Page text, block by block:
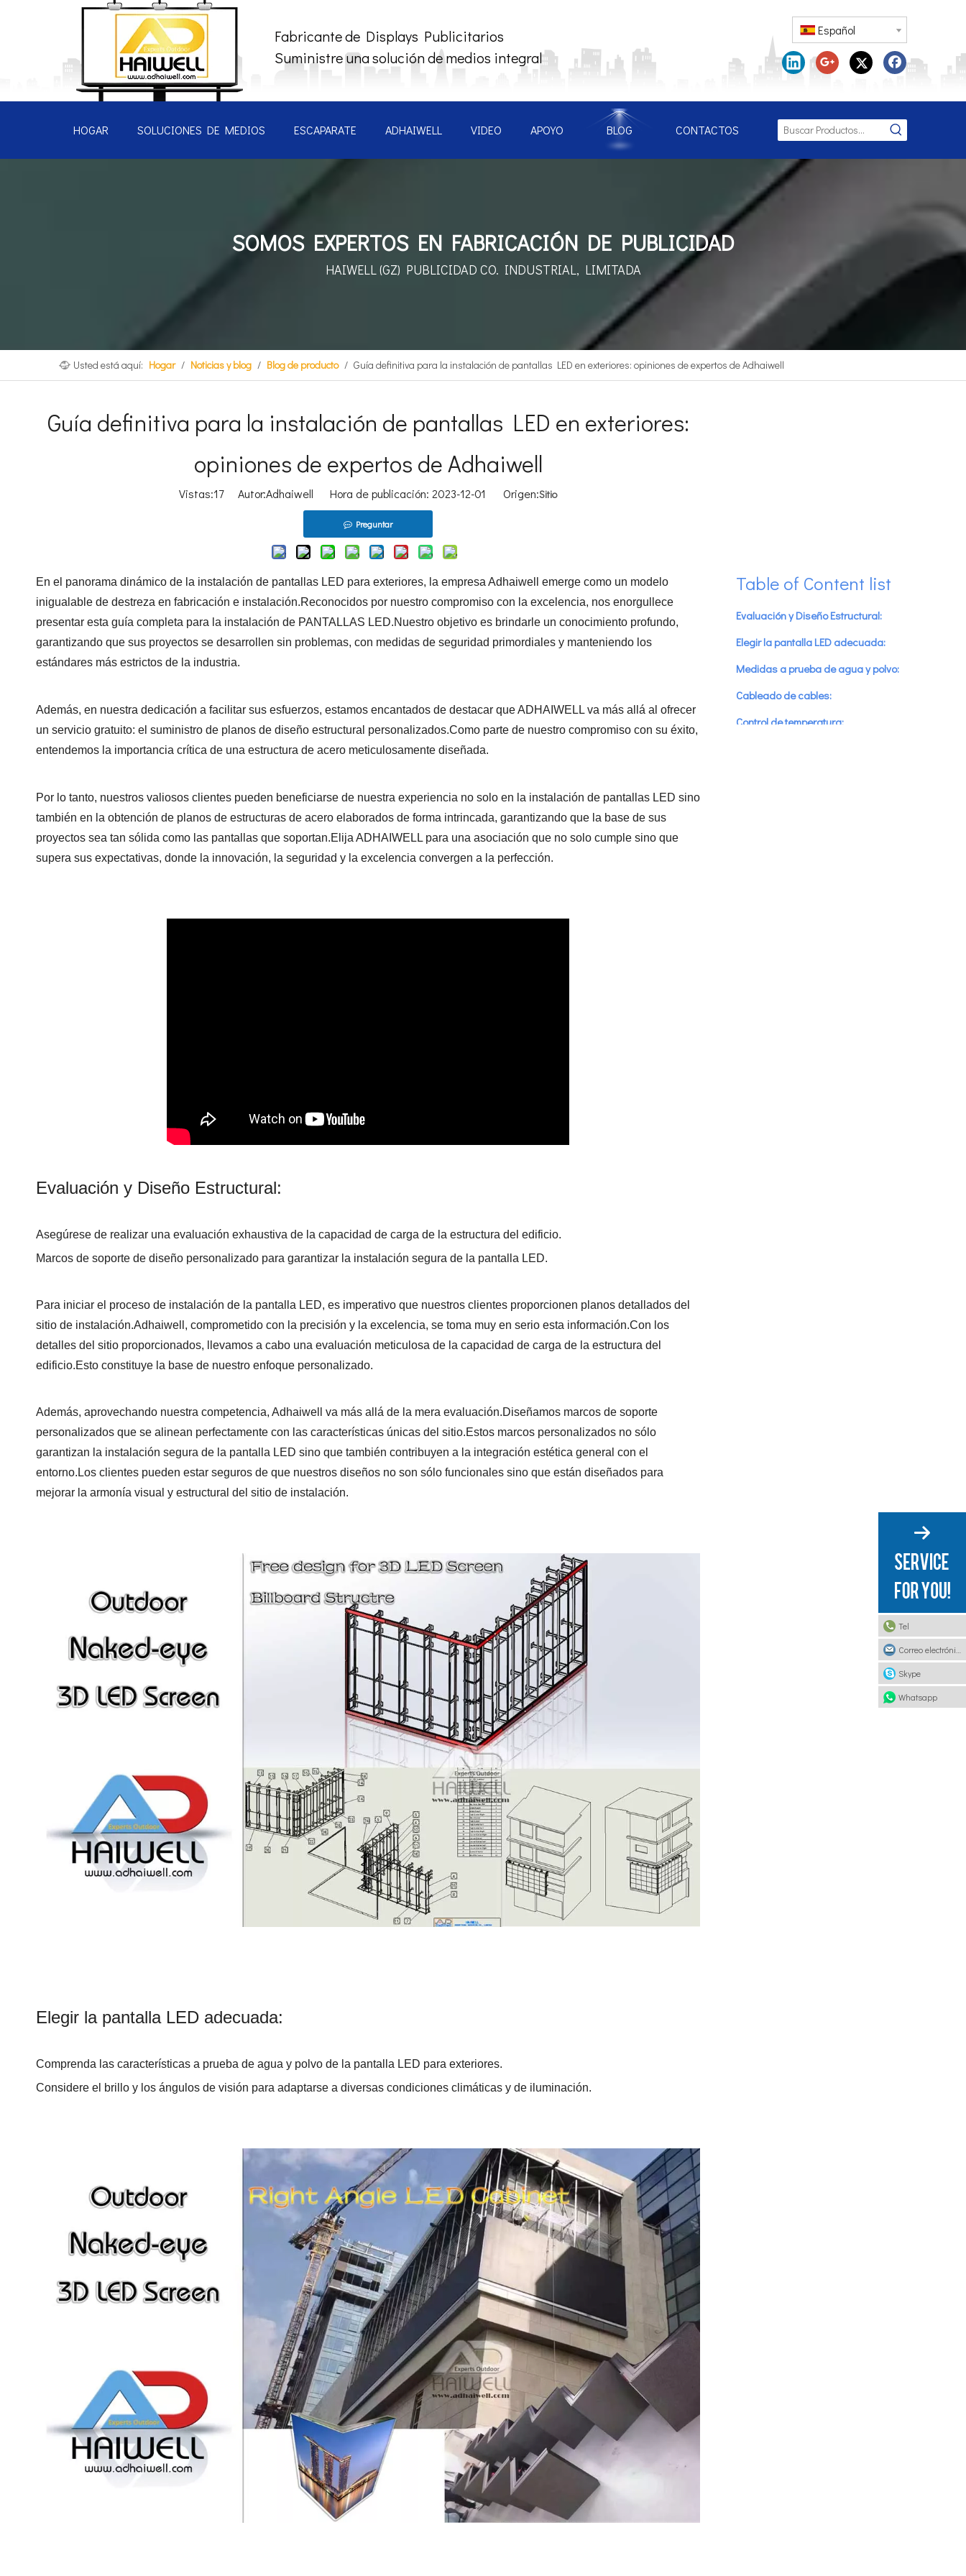
Fabricante de Displays Publicitarios
Suministre una solución de medios integral
Español
HOGAR SOLUCIONES DE MEDIOS ESCAPARATE ADHAIWELL VIDEO APOYO BLOG CONTACTOS
SOMOS EXPERTOS EN FABRICACIÓN DE PUBLICIDAD
HAIWELL (GZ) PUBLICIDAD CO. INDUSTRIAL, LIMITADA
Usted está aquí: Hogar / Noticias y blog / Blog de producto / Guía definitiva para la instalación de pantallas LED en exteriores: opiniones de expertos de Adhaiwell
Guía definitiva para la instalación de pantallas LED en exteriores:
opiniones de expertos de Adhaiwell
Vistas:17Autor:Adhaiwell Hora de publicación: 2023-12-01 Origen:Sitio
Preguntar
En el panorama dinámico de la instalación de pantallas LED para exteriores, la empresa Adhaiwell emerge como un modelo
inigualable de destreza en fabricación e instalación.Reconocidos por nuestro compromiso con la excelencia, nos enorgullece
presentar esta guía completa para la instalación de PANTALLAS LED.Nuestro objetivo es brindarle un conocimiento profundo,
garantizando que sus proyectos se desarrollen sin problemas, con medidas de seguridad primordiales y manteniendo los
estándares más estrictos de la industria.
Además, en nuestra dedicación a facilitar sus esfuerzos, estamos encantados de destacar que ADHAIWELL va más allá al ofrecer
un servicio gratuito: el suministro de planos de diseño estructural personalizados.Como parte de nuestro compromiso con su éxito,
entendemos la importancia crítica de una estructura de acero meticulosamente diseñada.
Por lo tanto, nuestros valiosos clientes pueden beneficiarse de nuestra experiencia no solo en la instalación de pantallas LED sino
también en la obtención de planos de estructuras de acero elaborados de forma intrincada, garantizando que la base de sus
proyectos sea tan sólida como las pantallas que soportan.Elija ADHAIWELL para una asociación que no solo cumple sino que
supera sus expectativas, donde la innovación, la seguridad y la excelencia convergen a la perfección.
Evaluación y Diseño Estructural:
Asegúrese de realizar una evaluación exhaustiva de la capacidad de carga de la estructura del edificio.
Marcos de soporte de diseño personalizado para garantizar la instalación segura de la pantalla LED.
Para iniciar el proceso de instalación de la pantalla LED, es imperativo que nuestros clientes proporcionen planos detallados del
sitio de instalación.Adhaiwell, comprometido con la precisión y la excelencia, se toma muy en serio esta información.Con los
detalles del sitio proporcionados, llevamos a cabo una evaluación meticulosa de la capacidad de carga de la estructura del
edificio.Esto constituye la base de nuestro enfoque personalizado.
Además, aprovechando nuestra competencia, Adhaiwell va más allá de la mera evaluación.Diseñamos marcos de soporte
personalizados que se alinean perfectamente con las características únicas del sitio.Estos marcos personalizados no sólo
garantizan la instalación segura de la pantalla LED sino que también contribuyen a la integración estética general con el
entorno.Los clientes pueden estar seguros de que nuestros diseños no son sólo funcionales sino que están diseñados para
mejorar la armonía visual y estructural del sitio de instalación.
Elegir la pantalla LED adecuada:
Comprenda las características a prueba de agua y polvo de la pantalla LED para exteriores.
Considere el brillo y los ángulos de visión para adaptarse a diversas condiciones climáticas y de iluminación.
Table of Content list
Evaluación y Diseño Estructural:
Elegir la pantalla LED adecuada:
Medidas a prueba de agua y polvo:
Cableado de cables:
Control de temperatura:
Tel
Skype
Whatsapp